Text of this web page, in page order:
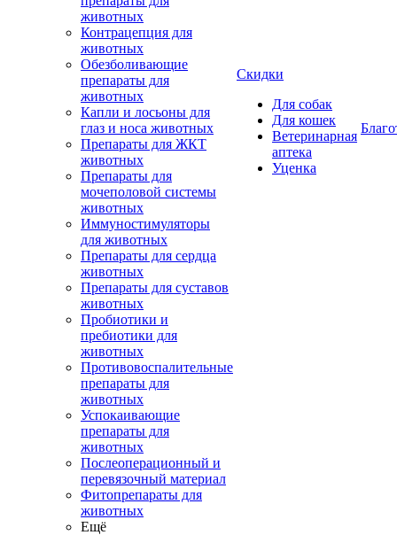
животных
Контрацепция для
животных
Обезболивающие
препараты для
животных
Капли и лосьоны для
глаз и носа животных
Препараты для ЖКТ
животных
Препараты для
мочеполовой системы
животных
Иммуностимуляторы
для животных
Препараты для сердца
животных
Препараты для суставов
животных
Пробиотики и
пребиотики для
животных
Противовоспалительные
препараты для
животных
Успокаивающие
препараты для
животных
Послеоперационный и
перевязочный материал
Фитопрепараты для
животных
Ещё
Скидки
Для собак
Для кошек
Ветеринарная
аптека
Уценка